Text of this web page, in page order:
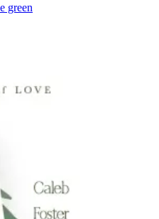
green